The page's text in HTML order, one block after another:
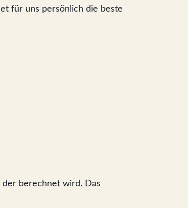
für uns persönlich die beste
der berechnet wird. Das